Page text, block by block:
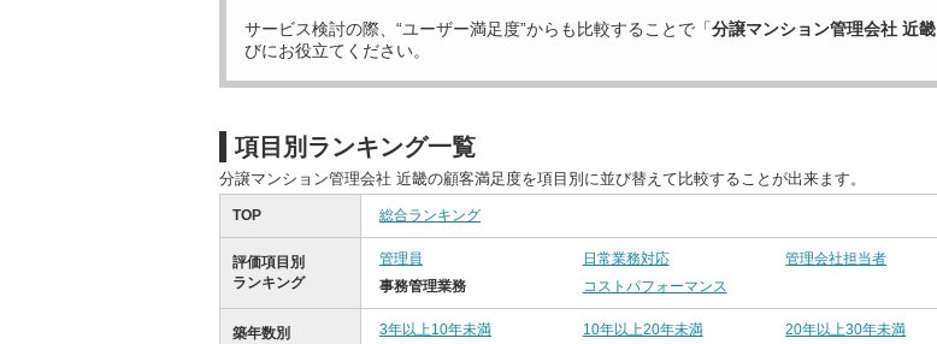
サービス検討の際、“ユーザー満足度”からも比較することで「分譲マンション管理会社 近畿
びにお役立てください。
項目別ランキング一覧
分譲マンション管理会社 近畿の顧客満足度を項目別に並び替えて比較することが出来ます。
TOP 総合ランキング
評価項目別
ランキング
管理員 日常業務対応
管理会社担当者
事務管理業務
コストパフォーマンス
築年数別
3年以上10年未満 10年以上20年未満
20年以上30年未満